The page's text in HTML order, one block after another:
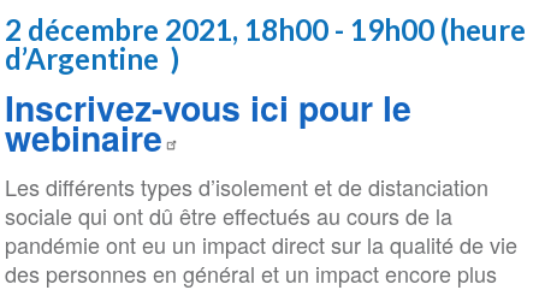
2 décembre 2021, 18h00 - 19h00 (heure
d’Argentine )
Inscrivez-vous ici pour le
webinaire
Les différents types d’isolement et de distanciation
sociale qui ont dû être effectués au cours de la
pandémie ont eu un impact direct sur la qualité de vie
des personnes en général et un impact encore plus